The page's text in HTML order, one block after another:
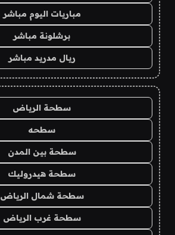
مباريات اليوم مباشر
برشلونة مباشر
ريال مدريد مباشر
سطحة الرياض
سطحه
سطحة بين المدن
سطحة هيدروليك
سطحة شمال الرياض
سطحة غرب الرياض